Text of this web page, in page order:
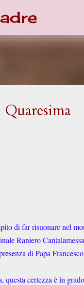
di far risuonare nel
Raniero
di Papa
questa certezza è in